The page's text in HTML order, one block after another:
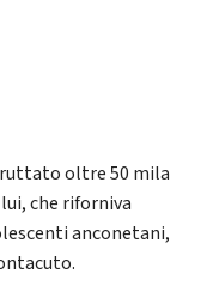
oltre 50 mila
che riforniva
anconetani,